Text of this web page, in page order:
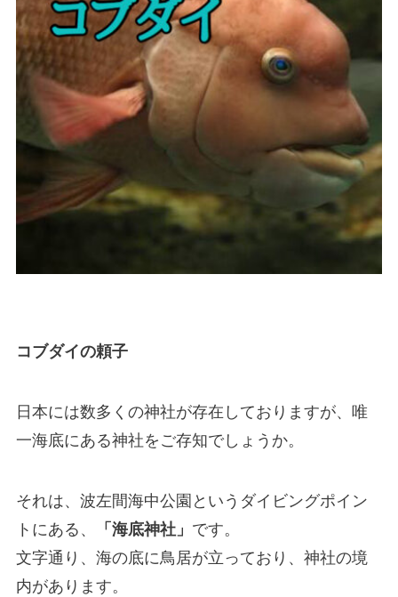
コブダイの頼子
日本には数多くの神社が存在しておりますが、唯
一海底にある神社をご存知でしょうか。
それは、波左間海中公園というダイビングポイン
トにある、
「海底神社」 です。
文字通り、海の底に鳥居が立っており、神社の境
内があります。